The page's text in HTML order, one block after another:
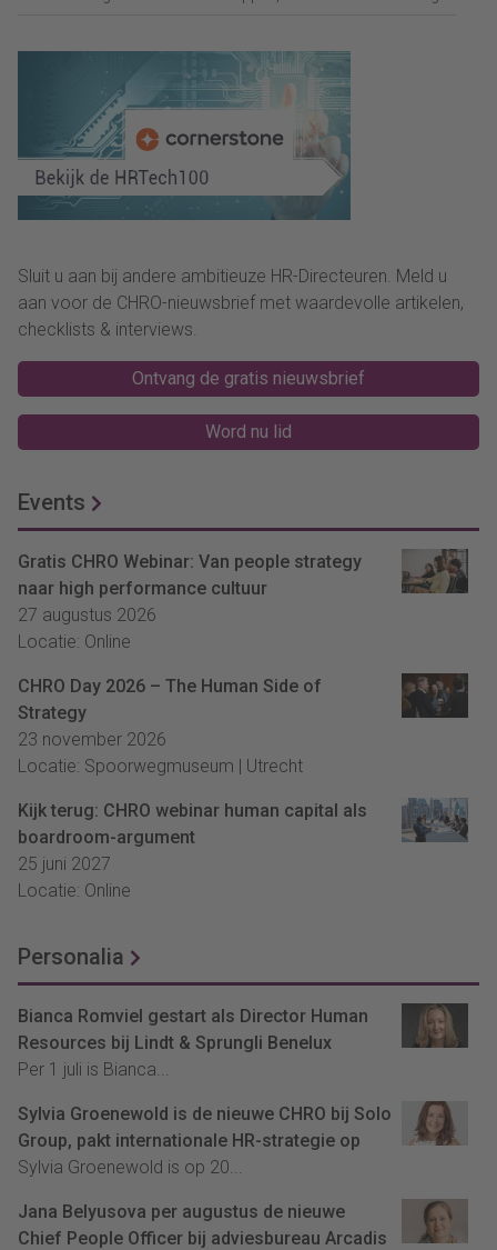
Sluit u aan bij andere ambitieuze HR-Directeuren. Meld u
aan voor de CHRO-nieuwsbrief met waardevolle artikelen,
checklists & interviews.
Ontvang de gratis nieuwsbrief
Word nu lid
Events
Gratis CHRO Webinar: Van people strategy
naar high performance cultuur
27 augustus 2026
Locatie: Online
CHRO Day 2026 – The Human Side of
Strategy
23 november 2026
Locatie: Spoorwegmuseum | Utrecht
Kijk terug: CHRO webinar human capital als
boardroom-argument
25 juni 2027
Locatie: Online
Personalia
Bianca Romviel gestart als Director Human
Resources bij Lindt & Sprungli Benelux
Per 1 juli is Bianca...
Sylvia Groenewold is de nieuwe CHRO bij Solo
Group, pakt internationale HR-strategie op
Sylvia Groenewold is op 20...
Jana Belyusova per augustus de nieuwe
Chief People Officer bij adviesbureau Arcadis